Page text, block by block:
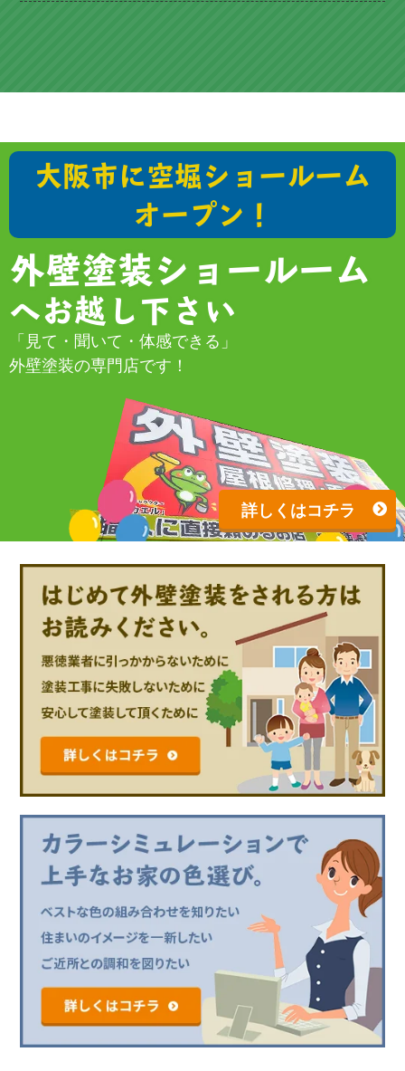
大阪市に空堀ショールーム
オープン！
外壁塗装ショールーム
へお越し下さい
「見て・聞いて・体感できる」
外壁塗装の専門店です！
詳しくはコチラ